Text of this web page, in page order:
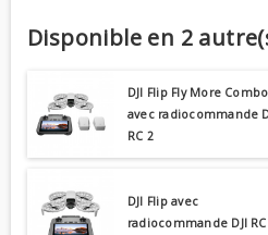
Disponible en 2
DJI Flip Fly More Combo
avec radiocommande
RC 2
DJI Flip avec
radiocommande DJI